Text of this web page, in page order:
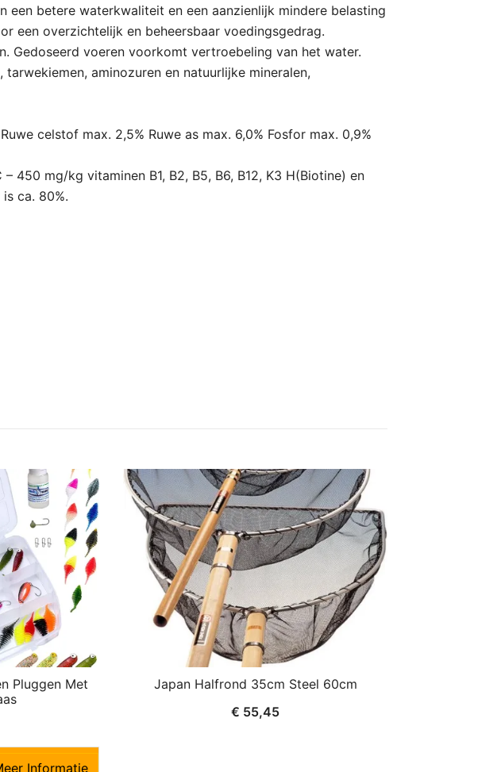
betere waterkwaliteit en een aanzienlijk mindere belasting
een overzichtelijk en beheersbaar voedingsgedrag.
Gedoseerd voeren voorkomt vertroebeling van het water.
aminozuren en natuurlijke mineralen,
celstof max. 2,5% Ruwe as max. 6,0% Fosfor max. 0,9%
450 mg/kg vitaminen B1, B2, B5, B6, B12, K3 H(Biotine) en
ca. 80%.
Pluggen Met
Informatie
Japan Halfrond 35cm Steel 60cm
€ 55,45